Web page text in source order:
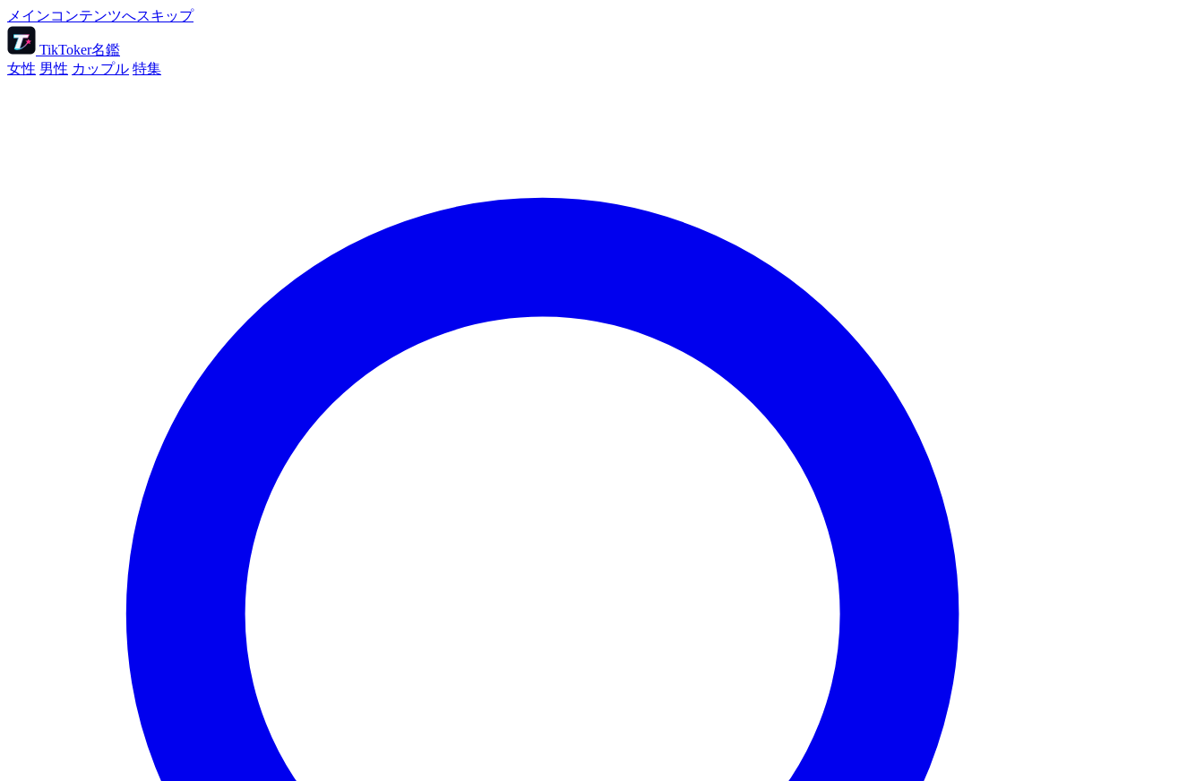
メインコンテンツへスキップ
TikToker名鑑
女性 男性 カップル 特集